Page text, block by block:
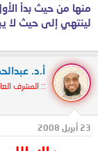
منها من حيث بدأ
لينتهي إلى حيث لا
أ.د.
:: المشرف
23 أبريل 2008